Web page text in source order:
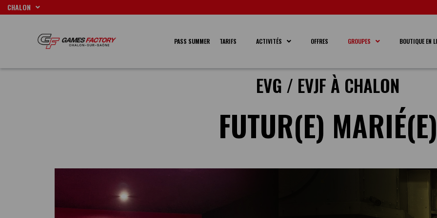
Aller
au
CHALON
PASS SUMMER TARIFS ACTIVITÉS OFFRES GROUPES BOUTIQUE EN
EVG / EVJF À CHALON
FUTUR(E) MARIÉ(E)